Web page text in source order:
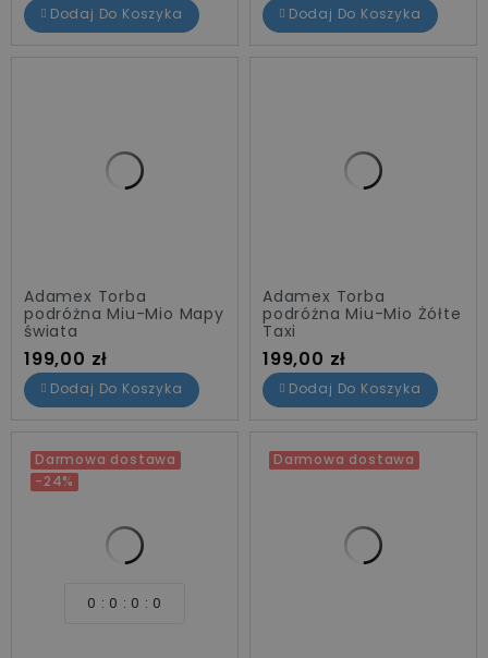
Dodaj Do Koszyka Dodaj Do Koszyka
Adamex Torba
podróżna Miu-Mio Mapy
świata
Cena
199,00 zł
Dodaj Do Koszyka
Adamex Torba
podróżna Miu-Mio Żółte
Taxi
Cena
199,00 zł
Dodaj Do Koszyka
Darmowa dostawa
-24%
0 0 0 0
Darmowa dostawa